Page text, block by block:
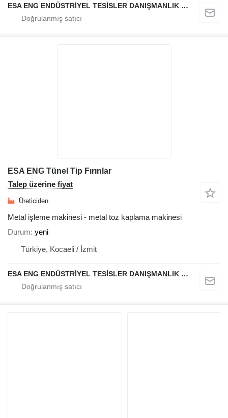
ESA ENG ENDÜSTRİYEL TESİSLER DANIŞMANLIK DIŞ TİCARET VE SANAYİ LİMİTED ŞİRKETİ
ESA ENG Tünel Tip Fırınlar
Talep üzerine fiyat
Üreticiden
Metal işleme makinesi - metal toz kaplama makinesi
Durum yeni
Türkiye, Kocaeli / İzmit
ESA ENG ENDÜSTRİYEL TESİSLER DANIŞMANLIK DIŞ TİCARET VE SANAYİ LİMİTED ŞİRKETİ